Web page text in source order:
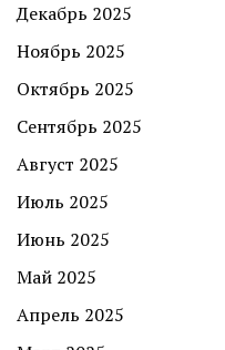
Декабрь 2025
Ноябрь 2025
Октябрь 2025
Сентябрь 2025
Август 2025
Июль 2025
Июнь 2025
Май 2025
Апрель 2025